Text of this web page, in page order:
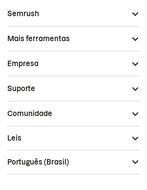
Semrush
Mais ferramentas
Empresa
Suporte
Comunidade
Leis
Português (Brasil)